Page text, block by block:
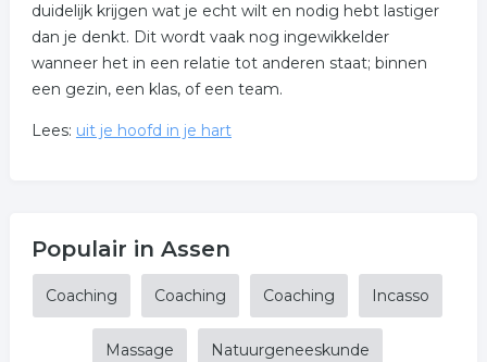
duidelijk krijgen wat je echt wilt en nodig hebt lastiger
dan je denkt. Dit wordt vaak nog ingewikkelder
wanneer het in een relatie tot anderen staat; binnen
een gezin, een klas, of een team.
Lees: uit je hoofd in je hart
Populair in Assen
Coaching Coaching Coaching Incasso
Massage Natuurgeneeskunde